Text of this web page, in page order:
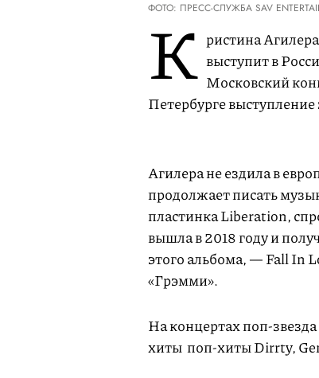
ФОТО: ПРЕСС-СЛУЖБА SAV
К ристина
выступит в
Московский
Петербурге
Агилера не ездила в
продолжает писать
пластинка Liberation,
вышла в 2018 году и
этого альбома, — Fall In
«Грэмми».
На концертах поп-
хиты поп-хиты Dirrty,